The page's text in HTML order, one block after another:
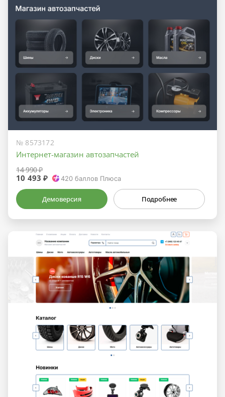
№ 8573172
Интернет-магазин автозапчастей
14 990 ₽
10 493 ₽ 420баллов Плюса
Демоверсия Подробнее